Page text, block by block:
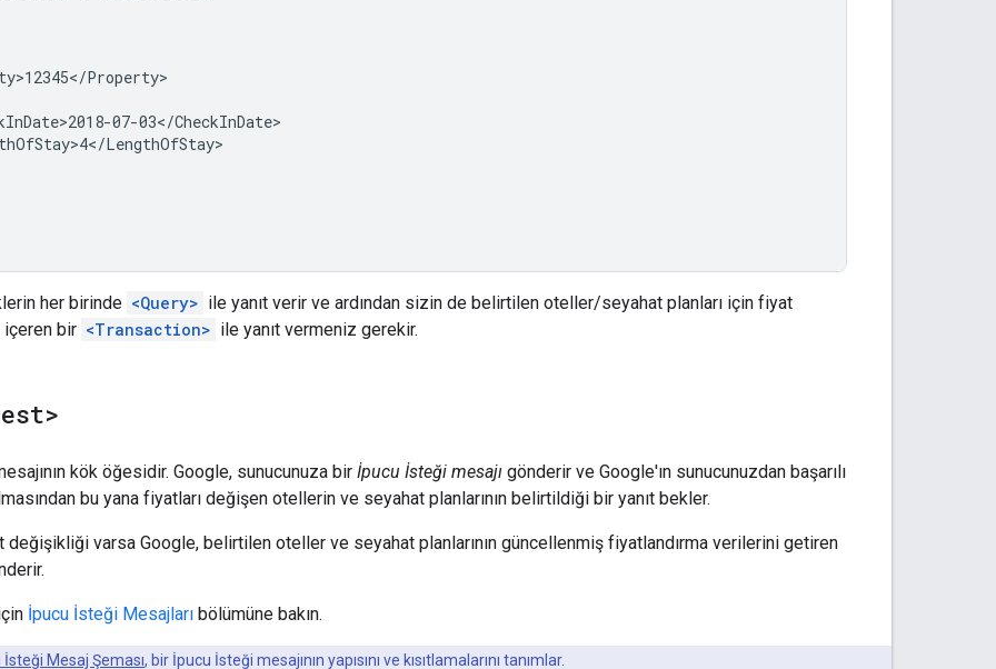
her birinde <Query> ile yanıt verir ve ardından sizin de belirtilen oteller/seyahat planları için fiyat
içeren bir <Transaction> ile yanıt vermeniz gerekir.
kök öğesidir. Google, sunucunuza bir İpucu İsteği mesajı gönderir ve Google'ın sunucunuzdan başarılı
bu yana fiyatları değişen otellerin ve seyahat planlarının belirtildiği bir yanıt bekler.
değişikliği varsa Google, belirtilen oteller ve seyahat planlarının güncellenmiş fiyatlandırma verilerini getiren
İpucu İsteği Mesajları bölümüne bakın.
İsteği Mesaj Şeması, bir İpucu İsteği mesajının yapısını ve kısıtlamalarını tanımlar.